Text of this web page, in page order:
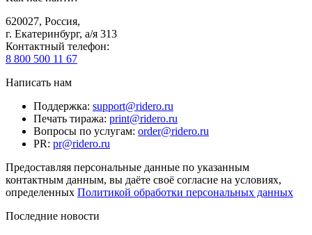
620027, Россия,
г. Екатеринбург, а/я 313
Контактный телефон:
8 800 500 11 67
Написать нам
Поддержка: support@ridero.ru
Печать тиража: print@ridero.ru
Вопросы по услугам: order@ridero.ru
PR: pr@ridero.ru
Предоставляя персональные данные по указанным
контактным данным, вы даёте своё согласие на условиях,
определенных Политикой обработки персональных данных
Последние новости